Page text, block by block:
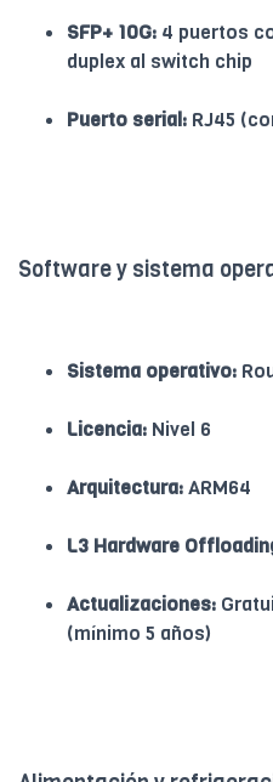
SFP+ 10G: 4 puertos
duplex al switch chip
Puerto serial: RJ45
Software y sistema
Sistema operativo:
Licencia: Nivel 6
Arquitectura:ARM64
L3 Hardware
Actualizaciones:
(mínimo 5 años)